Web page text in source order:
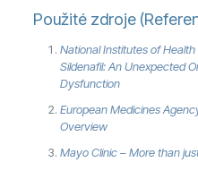
Použité zdroje
National Institutes of
Sildenafil: An Unexpected
Dysfunction
European Medicines
Overview
Mayo Clinic – More than